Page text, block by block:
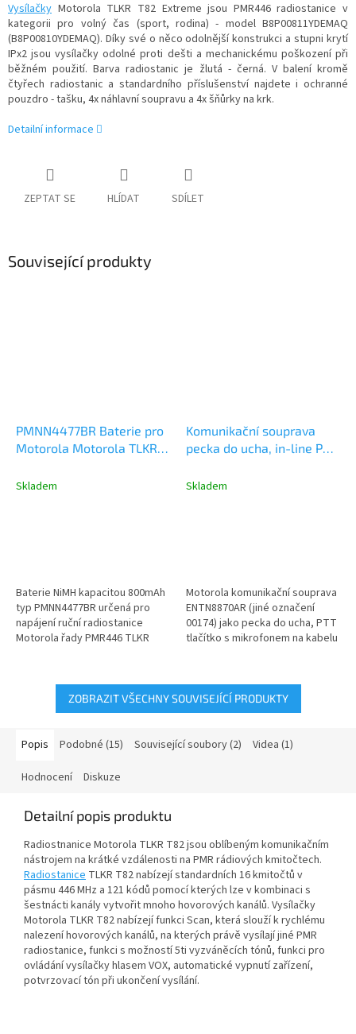
Vysílačky Motorola TLKR T82 Extreme jsou PMR446 radiostanice v
kategorii pro volný čas (sport, rodina) - model B8P00811YDEMAQ
(B8P00810YDEMAQ). Díky své o něco odolnější konstrukci a stupni krytí
IPx2 jsou vysílačky odolné proti dešti a mechanickému poškození při
běžném použití. Barva radiostanic je žlutá - černá. V balení kromě
čtyřech radiostanic a standardního příslušenství najdete i ochranné
pouzdro - tašku, 4x náhlavní soupravu a 4x šňůrky na krk.
Detailní informace
ZEPTAT SE HLÍDAT SDÍLET
Související produkty
PMNN4477BR Baterie pro
Motorola Motorola TLKR
800mAh
Skladem
Baterie NiMH kapacitou 800mAh
typ PMNN4477BR určená pro
napájení ruční radiostanice
Motorola řady PMR446 TLKR
Komunikační souprava
pecka do ucha, in-line PTT
TLKR, XTR
Skladem
Motorola komunikační souprava
ENTN8870AR (jiné označení
00174) jako pecka do ucha, PTT
tlačítko s mikrofonem na kabelu
ZOBRAZIT VŠECHNY SOUVISEJÍCÍ PRODUKTY
Popis Podobné (15) Související soubory (2) Videa (1)
Hodnocení Diskuze
Detailní popis produktu
Radiostnanice Motorola TLKR T82 jsou oblíbeným komunikačním
nástrojem na krátké vzdálenosti na PMR rádiových kmitočtech.
Radiostanice TLKR T82 nabízejí standardních 16 kmitočtů v
pásmu 446 MHz a 121 kódů pomocí kterých lze v kombinaci s
šestnácti kanály vytvořit mnoho hovorových kanálů. Vysílačky
Motorola TLKR T82 nabízejí funkci Scan, která slouží k rychlému
nalezení hovorových kanálů, na kterých právě vysílají jiné PMR
radiostanice, funkci s možností 5ti vyzváněcích tónů, funkci pro
ovládání vysílačky hlasem VOX, automatické vypnutí zařízení,
potvrzovací tón při ukončení vysílání.